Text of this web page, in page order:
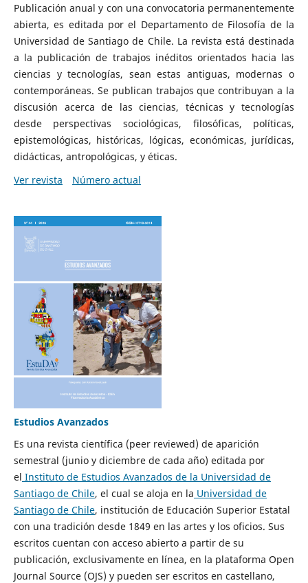
Publicación anual y con una convocatoria permanentemente
abierta, es editada por el Departamento de Filosofía de la
Universidad de Santiago de Chile. La revista está destinada
a la publicación de trabajos inéditos orientados hacia las
ciencias y tecnologías, sean estas antiguas, modernas o
contemporáneas. Se publican trabajos que contribuyan a la
discusión acerca de las ciencias, técnicas y tecnologías
desde perspectivas sociológicas, filosóficas, políticas,
epistemológicas, históricas, lógicas, económicas, jurídicas,
didácticas, antropológicas, y éticas.
Ver revista
Número actual
Estudios Avanzados
Es una revista científica (peer reviewed) de aparición
semestral (junio y diciembre de cada año) editada por
el Instituto de Estudios Avanzados de la Universidad de
Santiago de Chile, el cual se aloja en la Universidad de
Santiago de Chile, institución de Educación Superior Estatal
con una tradición desde 1849 en las artes y los oficios. Sus
escritos cuentan con acceso abierto a partir de su
publicación, exclusivamente en línea, en la plataforma Open
Journal Source (OJS) y pueden ser escritos en castellano,